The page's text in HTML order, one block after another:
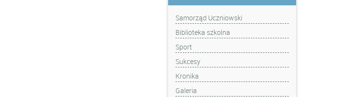
Samorząd Uczniowski
Biblioteka szkolna
Sport
Sukcesy
Kronika
Galeria